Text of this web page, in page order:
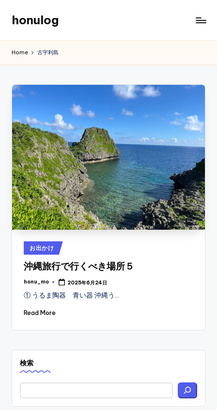
content
honulog
Home 古宇利島
Posted
in
お出かけ
沖縄旅行で行くべき場所５
Posted
honu_mo 2025年6月24日
① うるま陶器 青い器 沖縄う…
Read More
検索